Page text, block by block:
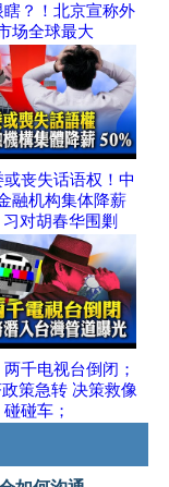
瞎？！北京宣称外
场全球最大
或丧失话语权！中
融机构集体降薪
对胡春华围剿
千电视台倒闭；
策急转 决策救像
碰碰车；